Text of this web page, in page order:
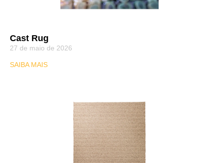
Cast Rug
27 de maio de 2026
SAIBA MAIS